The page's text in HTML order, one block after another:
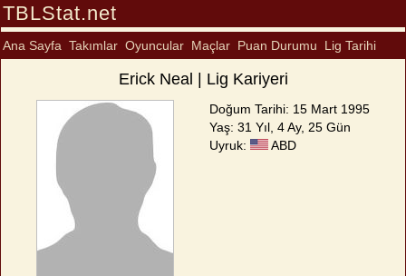
TBLStat.net
Ana Sayfa Takımlar Oyuncular Maçlar Puan Durumu Lig Tarihi
Erick Neal | Lig Kariyeri
Doğum Tarihi: 15 Mart 1995
Yaş: 31 Yıl, 4 Ay, 25 Gün
Uyruk:
ABD